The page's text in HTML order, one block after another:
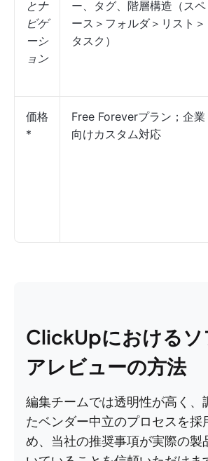
とナ
ビゲ
ーシ
ョン
ー、タグ、階層構造（スペ
ース＞フォルダ＞リスト＞
タスク）
価格
*
Free Foreverプラン；企業
向けカスタム対応
ClickUpにおけるソ
アレビューの方法
編集チームでは透明性が高く、
たベンダー中立のプロセスを採
め、当社の推奨事項が実際の製